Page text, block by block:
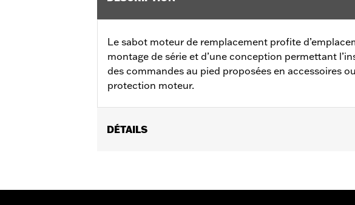
Le sabot moteur de remplacement profite
montage de série et d’une conception permettant
des commandes au pied proposées en accessoires
protection moteur.
DÉTAILS
Vendu à l'unité:Chaque